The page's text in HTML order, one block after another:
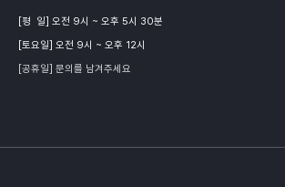
[평 일] 오전 9시 ~ 오후 5시 30분
[토요일] 오전 9시 ~ 오후 12시
[공휴일] 문의를 남겨주세요